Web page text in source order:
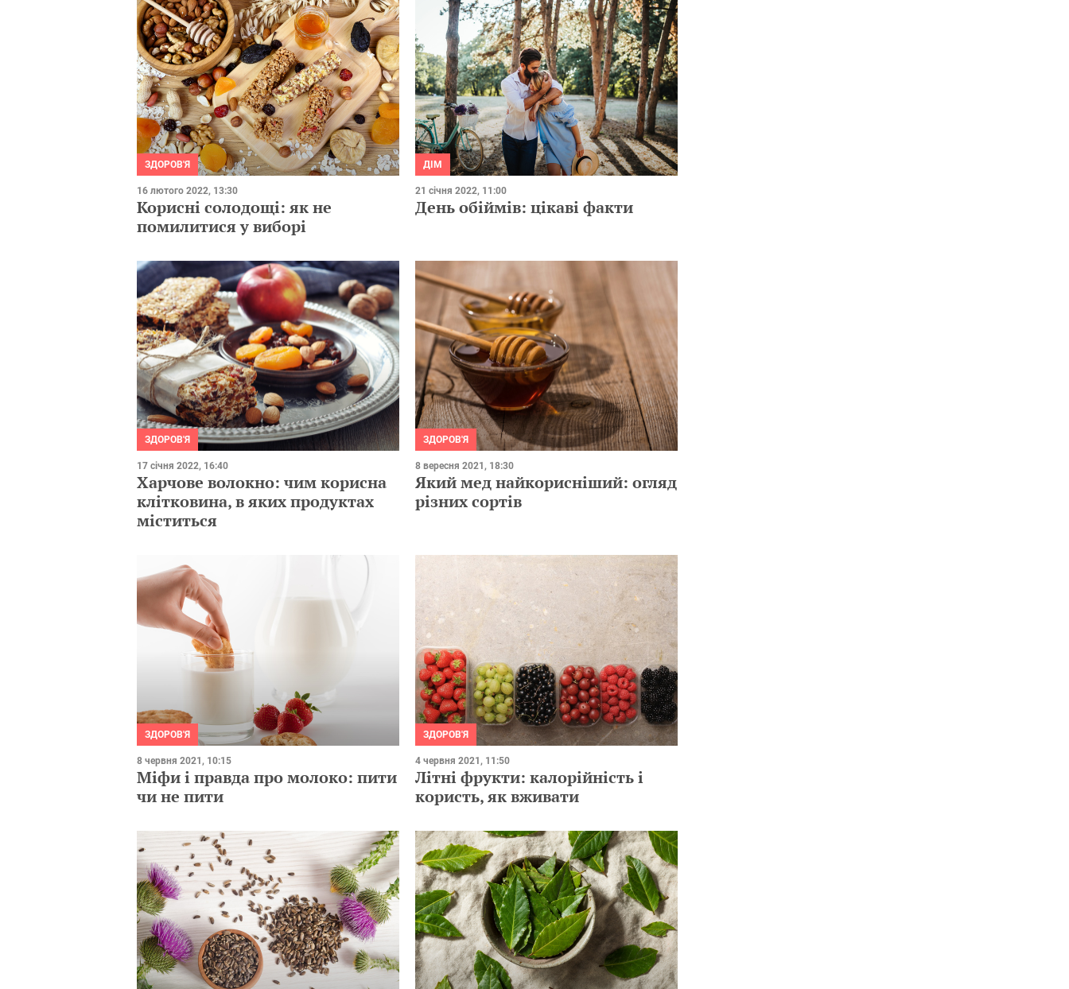
ЗДОРОВ'Я
16 лютого 2022, 13:30
Корисні солодощі: як не
помилитися у виборі
ДІМ
21 січня 2022, 11:00
День обіймів: цікаві факти
ЗДОРОВ'Я
17 січня 2022, 16:40
Харчове волокно: чим корисна
клітковина, в яких продуктах
міститься
ЗДОРОВ'Я
8 вересня 2021, 18:30
Який мед найкорисніший: огляд
різних сортів
ЗДОРОВ'Я
8 червня 2021, 10:15
Міфи і правда про молоко: пити
чи не пити
ЗДОРОВ'Я
4 червня 2021, 11:50
Літні фрукти: калорійність і
користь, як вживати